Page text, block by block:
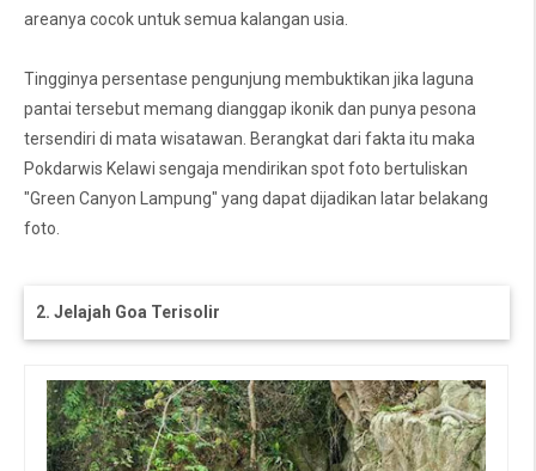
areanya cocok untuk semua kalangan usia.
Tingginya persentase pengunjung membuktikan jika laguna
pantai tersebut memang dianggap ikonik dan punya pesona
tersendiri di mata wisatawan. Berangkat dari fakta itu maka
Pokdarwis Kelawi sengaja mendirikan spot foto bertuliskan
"Green Canyon Lampung" yang dapat dijadikan latar belakang
foto.
2. Jelajah Goa Terisolir